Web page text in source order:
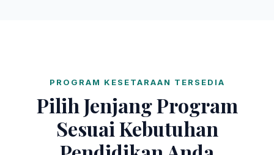
PROGRAM KESETARAAN TERSEDIA
Pilih Jenjang Program
Sesuai Kebutuhan